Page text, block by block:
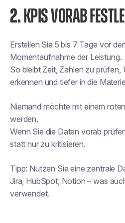
2. KPIS VORAB
Erstellen Sie 5 bis 7 Tage vor
Momentaufnahme der Leistung.
So bleibt Zeit, Zahlen zu prüfen,
erkennen und tiefer in die
Niemand möchte mit einem
werden.
Wenn Sie die Daten vorab
statt nur zu kritisieren.
Tipp: Nutzen Sie eine zentrale
Jira, HubSpot, Notion – was
verwendet.